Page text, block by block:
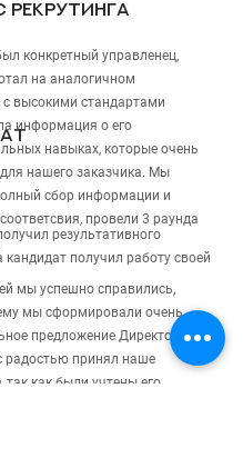
результативного
кандидат получил работу своей
рекрутинга
конкретный управленец,
на аналогичном
с высокими стандартами
информация о его
навыках, которые очень
нашего заказчика. Мы
сбор информации и
провели 3 раунда
мы успешно справились,
мы сформировали очень
предложение Директору
радостью принял наше
так как были учтены его